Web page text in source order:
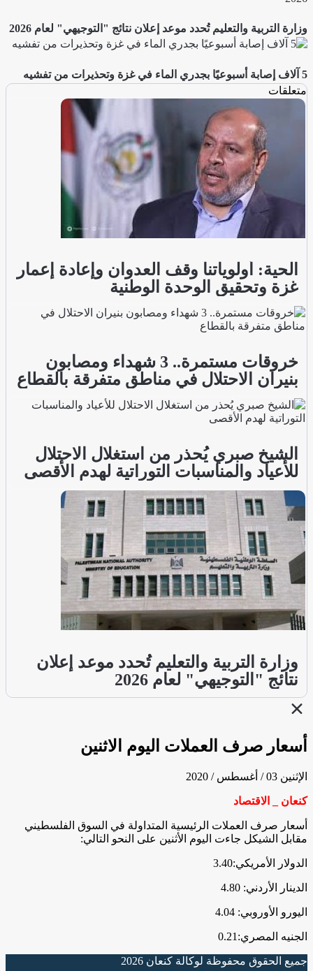
وزارة التربية والتعليم تُحدد موعد إعلان نتائج "التوجيهي" لعام 2026
5 آلاف إصابة أسبوعيًا بجدري الماء في غزة وتحذيرات من تفشيه
متعلقات
الحية: أولوياتنا وقف العدوان وإعادة إعمار
غزة وتحقيق الوحدة الوطنية
خروقات مستمرة.. 3 شهداء ومصابون
بنيران الاحتلال في مناطق متفرقة بالقطاع
الشيخ صبري يُحذر من استغلال الاحتلال
للأعياد والمناسبات التوراتية لهدم الأقصى
وزارة التربية والتعليم تُحدد موعد إعلان
نتائج "التوجيهي" لعام 2026
أسعار صرف العملات اليوم الاثنين
الإثنين 03 / أغسطس / 2020
كنعان _ الاقتصاد
أسعار صرف العملات الرئيسية المتداولة في السوق الفلسطيني
مقابل الشيكل جاءت اليوم الأثنين على النحو التالي:
الدولار الأمريكي:3.40
الدينار الأردني: 4.80
اليورو الأوروبي: 4.04
الجنيه المصري:0.21
جميع الحقوق محفوظة لوكالة كنعان 2026